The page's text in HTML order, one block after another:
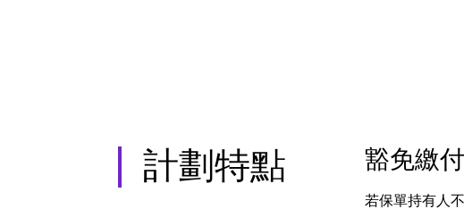
計劃特點 豁免繳
若保單持有人